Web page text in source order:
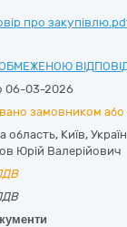
про
06-03-2026
замовником
область, Київ,
Юрій Валерійович